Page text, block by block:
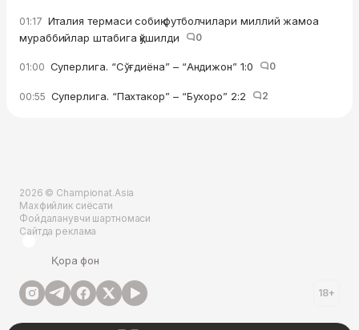
01:17 Италия термаси собиқ футболчилари миллий жамоа
мураббийлар штабига қўшилди
0
01:00 Суперлига. “Сўғдиёна” – “Андижон” 1:0 0
00:55 Суперлига. “Пахтакор” – “Бухоро” 2:2 2
2026 © Championat.Asia
Махфийлик сиёсати
Фойдаланувчи шартномаси
Сайтда реклама
Қора фон
18+